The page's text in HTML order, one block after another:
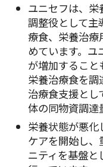
ユニセフは、
調整役として主
療食、栄養治療
めています。ユ
が増加するこ
栄養治療食を
治療食支援と
体の同物資調達
栄養状態が悪
ケアを開始し
ニティを基盤